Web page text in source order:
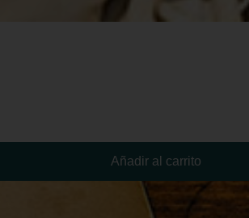
Añadir al carrito